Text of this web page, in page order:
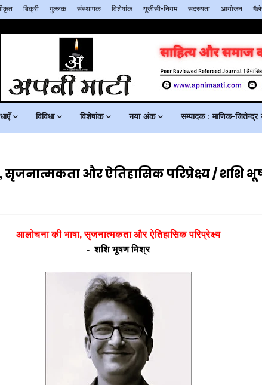
बिक्री गुल्लक संस्थापक विशेषांक यूजीसी-नियम सदस्यता आयोजन
विविधा विशेषांक नया अंक सम्पादक : माणिक-जितेन्द्र
और ऐतिहासिक परिप्रेक्ष्य / शशि
आलोचना की भाषा, सृजनात्मकता और ऐतिहासिक परिप्रेक्ष्य
- शशि भूषण मिश्र